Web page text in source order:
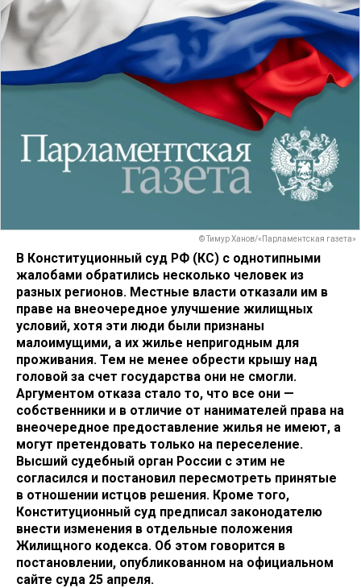
© Тимур Ханов/«Парламентская газета»
В Конституционный суд РФ (КС) с однотипными
жалобами обратились несколько человек из
разных регионов. Местные власти отказали им в
праве на внеочередное улучшение жилищных
условий, хотя эти люди были признаны
малоимущими, а их жилье непригодным для
проживания. Тем не менее обрести крышу над
головой за счет государства они не смогли.
Аргументом отказа стало то, что все они —
собственники и в отличие от нанимателей права на
внеочередное предоставление жилья не имеют, а
могут претендовать только на переселение.
Высший судебный орган России с этим не
согласился и постановил пересмотреть принятые
в отношении истцов решения. Кроме того,
Конституционный суд предписал законодателю
внести изменения в отдельные положения
Жилищного кодекса. Об этом говорится в
постановлении, опубликованном на официальном
сайте суда 25 апреля.